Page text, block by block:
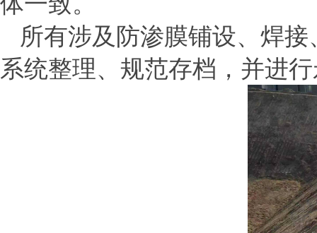
所有涉及防渗膜铺设、焊
系统整理、规范存档，并进